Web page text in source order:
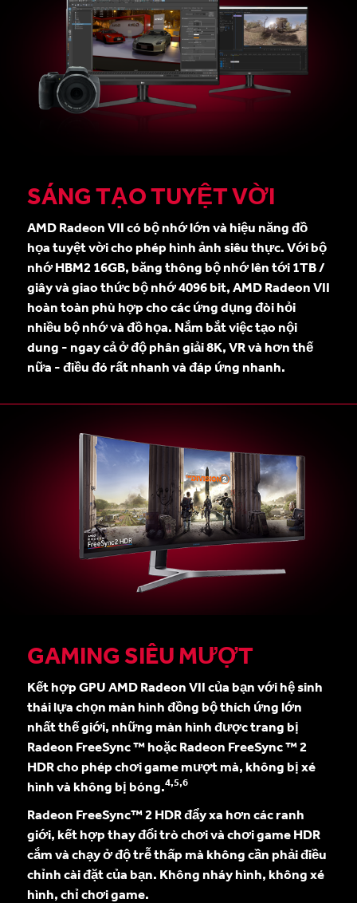
SÁNG TẠO TUYỆT VỜI
AMD Radeon VII có bộ nhớ lớn và hiệu năng đồ
họa tuyệt vời cho phép hình ảnh siêu thực. Với bộ
nhớ HBM2 16GB, băng thông bộ nhớ lên tới 1TB /
giây và giao thức bộ nhớ 4096 bit, AMD Radeon VII
hoàn toàn phù hợp cho các ứng dụng đòi hỏi
nhiều bộ nhớ và đồ họa. Nắm bắt việc tạo nội
dung - ngay cả ở độ phân giải 8K, VR và hơn thế
nữa - điều đó rất nhanh và đáp ứng nhanh.
GAMING SIÊU MƯỢT
Kết hợp GPU AMD Radeon VII của bạn với hệ sinh
thái lựa chọn màn hình đồng bộ thích ứng lớn
nhất thế giới, những màn hình được trang bị
Radeon FreeSync ™ hoặc Radeon FreeSync ™ 2
HDR cho phép chơi game mượt mà, không bị xé
hình và không bị bóng.4,5,6
Radeon FreeSync™ 2 HDR đẩy xa hơn các ranh
giới, kết hợp thay đổi trò chơi và chơi game HDR
cắm và chạy ở độ trễ thấp mà không cần phải điều
chỉnh cài đặt của bạn. Không nháy hình, không xé
hình, chỉ chơi game.